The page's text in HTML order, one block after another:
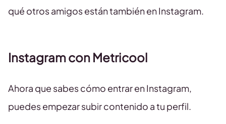
qué otros amigos están también en Instagram.
Instagram con Metricool
Ahora que sabes cómo entrar en Instagram,
puedes empezar subir contenido a tu perfil.